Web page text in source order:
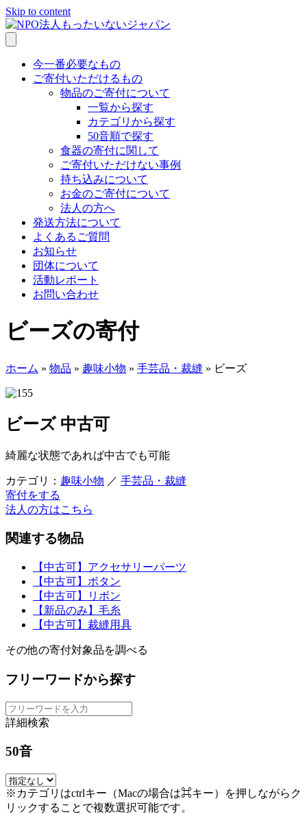
Skip to content
今一番必要なもの
ご寄付いただけるもの
物品のご寄付について
一覧から探す
カテゴリから探す
50音順で探す
食器の寄付に関して
ご寄付いただけない事例
持ち込みについて
お金のご寄付について
法人の方へ
発送方法について
よくあるご質問
お知らせ
団体について
活動レポート
お問い合わせ
ビーズの寄付
ホーム » 物品 » 趣味小物 » 手芸品・裁縫 » ビーズ
ビーズ 中古可
綺麗な状態であれば中古でも可能
カテゴリ： 趣味小物 ／ 手芸品・裁縫
寄付をする
法人の方はこちら
関連する物品
【中古可】アクセサリーパーツ
【中古可】ボタン
【中古可】リボン
【新品のみ】毛糸
【中古可】裁縫用具
その他の寄付対象品を調べる
フリーワードから探す
詳細検索
50音
※カテゴリはctrlキー（Macの場合は⌘キー）を押しながらク
リックすることで複数選択可能です。